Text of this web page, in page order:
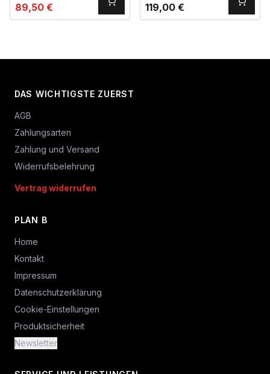
89,50 € 119,00 €
DAS WICHTIGSTE ZUERST
AGB
Zahlungsarten
Zahlung und Versand
Widerrufsbelehrung
Vertrag widerrufen
PLAN B
Home
Kontakt
Impressum
Datenschutzerklärung
Cookie-Einstellungen
Produktsicherheit
Newsletter